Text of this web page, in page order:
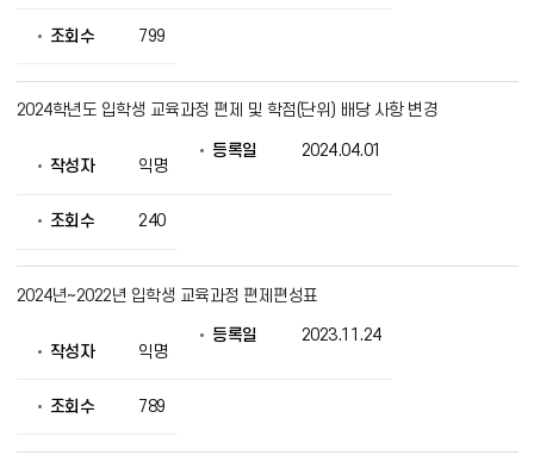
조회수 799
2024학년도 입학생 교육과정 편제 및 학점(단위) 배당 사항 변경
작성자 익명
등록일 2024.04.01
조회수 240
2024년~2022년 입학생 교육과정 편제편성표
작성자 익명
등록일 2023.11.24
조회수 789